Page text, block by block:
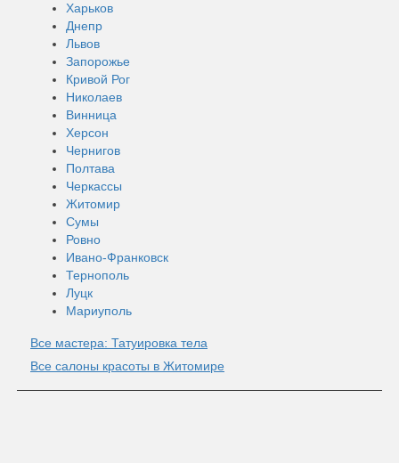
Харьков
Днепр
Львов
Запорожье
Кривой Рог
Николаев
Винница
Херсон
Чернигов
Полтава
Черкассы
Житомир
Сумы
Ровно
Ивано-Франковск
Тернополь
Луцк
Мариуполь
Все мастера: Татуировка тела
Все салоны красоты в Житомире